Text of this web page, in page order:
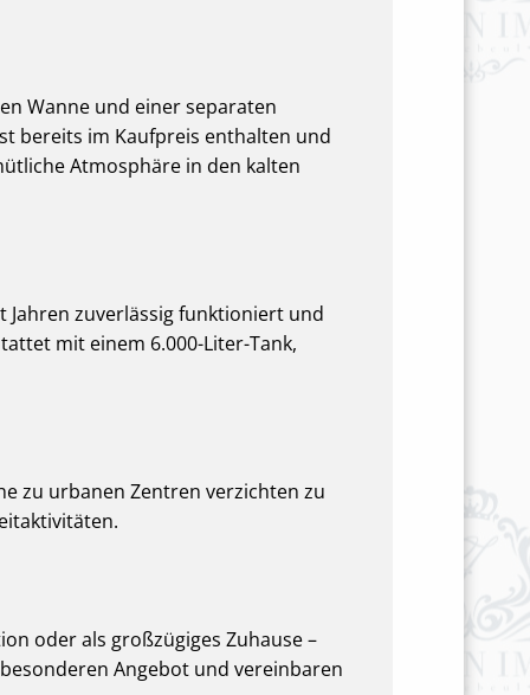
Wanne und einer separaten
bereits im Kaufpreis enthalten und
Atmosphäre in den kalten
Jahren zuverlässig funktioniert und
mit einem 6.000-Liter-Tank,
zu urbanen Zentren verzichten zu
oder als großzügiges Zuhause –
Angebot und vereinbaren